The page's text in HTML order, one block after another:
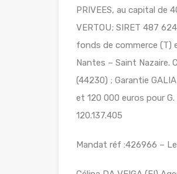
PRIVEES, au capital de
VERTOU; SIRET 487
fonds de commerce (T)
Nantes – Saint Nazaire.
(44230) ; Garantie
et 120 000 euros pour
120.137.405
Mandat réf :426966 –